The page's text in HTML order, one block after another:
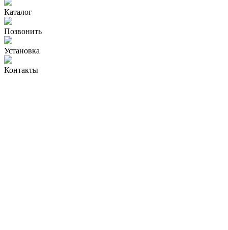
Каталог
Позвонить
Установка
Контакты